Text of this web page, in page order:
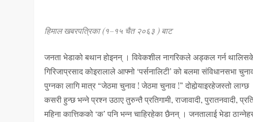
हिमाल खबरपत्रिका (१–१५ चैत २०६३ ) बाट
जनता भेडाको बथान होइनन् । विवेकशील नागरिकले अड्कल गर्न
गिरिजाप्रसाद कोइरालाले आफ्नो ‘पर्सनालिटी’ को बलमा संविधानसभा
पुग्नका लागि मात्र “जेठमा चुनाव ! जेठमा चुनाव !” दोहोर्‍याइरहेजस्तो
कसरी हुन्छ भन्ने प्रश्न उठाए तुरुन्तै प्रतिगामी, राजावादी, पुरातनवादी,
महिना कात्तिकको ‘क’ पनि भन्न चाहिरहेका छैनन् । जनतालाई भेडा